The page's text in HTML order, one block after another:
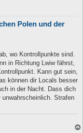
Polen und der
wo Kontrollpunkte sind.
in Richtung Lwiw fährst,
Kann gut sein,
können dir Locals besser
in der Nacht. Dass dich
Strafen